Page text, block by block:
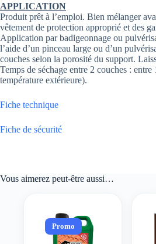
APPLICATION
Produit prêt à l’emploi. Bien mélanger
vêtement de protection approprié et des
Application par badigeonnage ou
l’aide d’un pinceau large ou d’un
couches selon la porosité du support.
Temps de séchage entre 2 couches : entre
température extérieure).
Fiche technique
Fiche de sécurité
Vous aimerez peut-être aussi…
Promo